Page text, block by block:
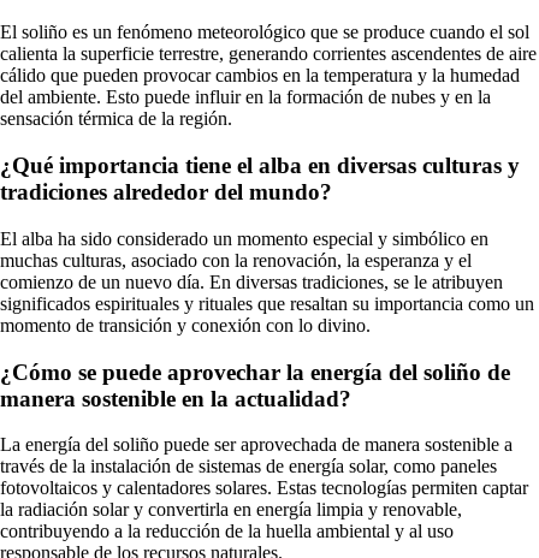
El soliño es un fenómeno meteorológico que se produce cuando el sol
calienta la superficie terrestre, generando corrientes ascendentes de aire
cálido que pueden provocar cambios en la temperatura y la humedad
del ambiente. Esto puede influir en la formación de nubes y en la
sensación térmica de la región.
¿Qué importancia tiene el alba en diversas culturas y
tradiciones alrededor del mundo?
El alba ha sido considerado un momento especial y simbólico en
muchas culturas, asociado con la renovación, la esperanza y el
comienzo de un nuevo día. En diversas tradiciones, se le atribuyen
significados espirituales y rituales que resaltan su importancia como un
momento de transición y conexión con lo divino.
¿Cómo se puede aprovechar la energía del soliño de
manera sostenible en la actualidad?
La energía del soliño puede ser aprovechada de manera sostenible a
través de la instalación de sistemas de energía solar, como paneles
fotovoltaicos y calentadores solares. Estas tecnologías permiten captar
la radiación solar y convertirla en energía limpia y renovable,
contribuyendo a la reducción de la huella ambiental y al uso
responsable de los recursos naturales.